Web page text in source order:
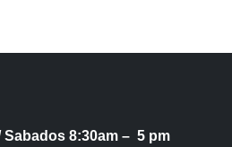
Sabados 8:30am – 5 pm